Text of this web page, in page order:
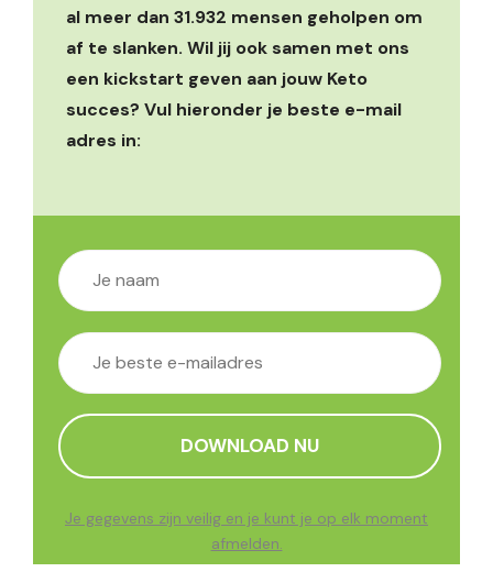
al meer dan 31.932 mensen geholpen om
af te slanken. Wil jij ook samen met ons
een kickstart geven aan jouw Keto
succes? Vul hieronder je beste e-mail
adres in:
Je gegevens zijn veilig en je kunt je op elk moment
afmelden.